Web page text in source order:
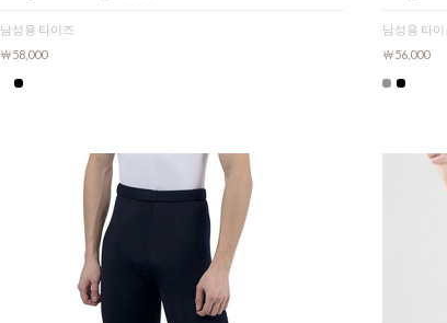
남성용 타이즈
￦58,000
남성용 타이
￦56,000